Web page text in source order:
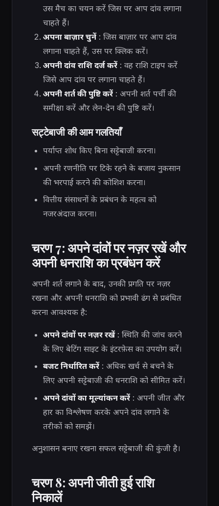
उस मैच का चयन करें जिस पर आप दांव लगाना
चाहते हैं।
अपना बाज़ार चुनें: जिस बाज़ार पर आप दांव
लगाना चाहते हैं, उस पर क्लिक करें।
अपनी दांव राशि दर्ज करें: वह राशि टाइप करें
जिसे आप दांव पर लगाना चाहते हैं।
अपनी शर्त की पुष्टि करें: अपनी शर्त पर्ची की
समीक्षा करें और लेन-देन की पुष्टि करें।
सट्टेबाजी की आम गलतियाँ
पर्याप्त शोध किए बिना सट्टेबाजी करना।
अपनी रणनीति पर टिके रहने के बजाय नुकसान
की भरपाई करने की कोशिश करना।
वित्तीय संसाधनों के प्रबंधन के महत्व को
नजरअंदाज करना।
चरण 7: अपने दांवों पर नज़र रखें और
अपनी धनराशि का प्रबंधन करें
अपनी शर्त लगाने के बाद, उनकी प्रगति पर नज़र
रखना और अपनी धनराशि को प्रभावी ढंग से प्रबंधित
करना आवश्यक है:
अपने दांवों पर नज़र रखें: स्थिति की जांच करने
के लिए बेटिंग साइट के इंटरफ़ेस का उपयोग करें।
बजट निर्धारित करें: अधिक खर्च से बचने के
लिए अपनी सट्टेबाजी की धनराशि को सीमित करें।
अपने दांवों का मूल्यांकन करें: अपनी जीत और
हार का विश्लेषण करके अपने दांव लगाने के
तरीकों को समझें।
अनुशासन बनाए रखना सफल सट्टेबाजी की कुंजी है।
चरण 8: अपनी जीती हुई राशि
निकालें